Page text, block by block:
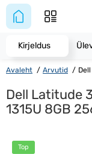
Avaleht Arvutid
Dell Latitude
1315U 8GB
Top
Kirjeldus